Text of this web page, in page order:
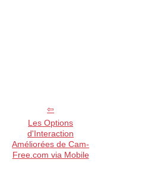
Les Options
d'Interaction
Améliorées de Cam-
Free.com via Mobile